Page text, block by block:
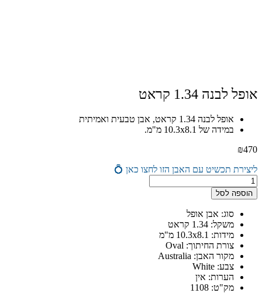
אופל לבנה 1.34 קראט
אופל לבנה 1.34 קראט, אבן טבעית ואמיתית
במידה של 10.3x8.1 מ"מ.
₪470
ליצירת תכשיט עם האבן הזו לחצו כאן 💍
כמות
של
אופל
לבנה
1.34
קראט
הוספה לסל
סוג: אבן אופל
משקל: 1.34 קראט
מידות: 10.3x8.1 מ"מ
צורת החיתוך: Oval
מקור האבן: Australia
צבע: White
הערות: אין
מק"ט: 1108